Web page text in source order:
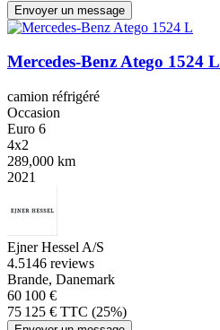
Envoyer un message
Mercedes-Benz Atego 1524 L
camion réfrigéré
Occasion
Euro 6
4x2
289,000 km
2021
Ejner Hessel A/S
4.5146 reviews
Brande, Danemark
60 100 €
75 125 € TTC (25%)